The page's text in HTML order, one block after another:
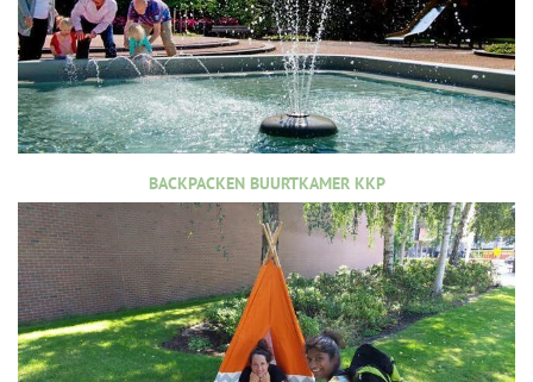
BACKPACKEN BUURTKAMER KKP